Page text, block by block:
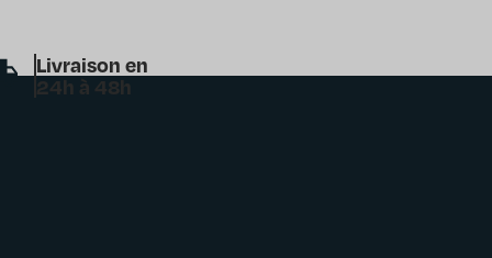
Livraison en
24h à 48h